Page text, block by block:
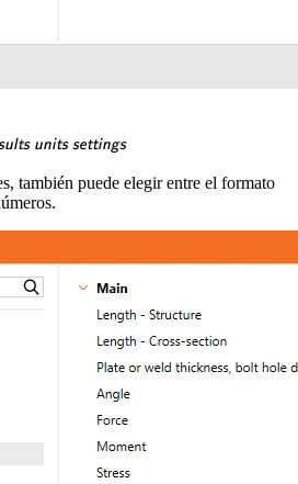
units settings
también puede elegir entre el formato